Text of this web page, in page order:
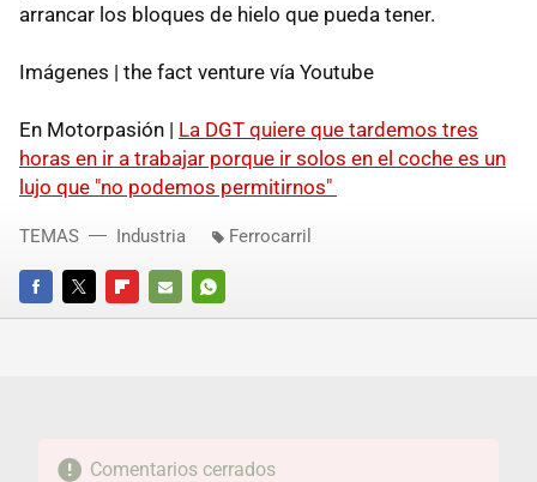
arrancar los bloques de hielo que pueda tener.
Imágenes | the fact venture vía Youtube
En Motorpasión | La DGT quiere que tardemos tres
horas en ir a trabajar porque ir solos en el coche es un
lujo que "no podemos permitirnos"
FACEBOOKTWITTERFLIPBOARD
E-
WHATSAPP
TEMAS Industria Ferrocarril
Comentarios cerrados